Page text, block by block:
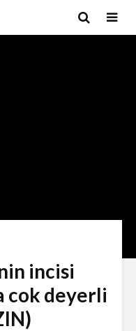
incisi
cok deyerli